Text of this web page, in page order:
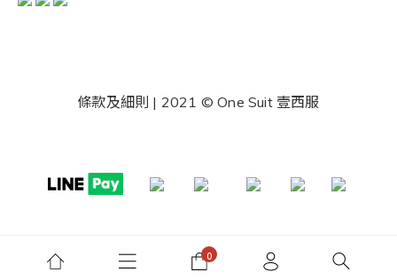
條款及細則 | 2021 © One Suit 壹西服